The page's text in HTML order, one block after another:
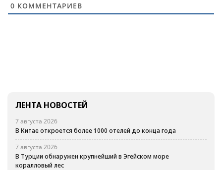
0 КОММЕНТАРИЕВ
ЛЕНТА НОВОСТЕЙ
7 августа 2026
В Китае откроется более 1000 отелей до конца года
7 августа 2026
В Турции обнаружен крупнейший в Эгейском море
коралловый лес